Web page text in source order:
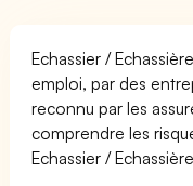
Echassier /
emploi, par des
reconnu par les
comprendre les
Echassier /